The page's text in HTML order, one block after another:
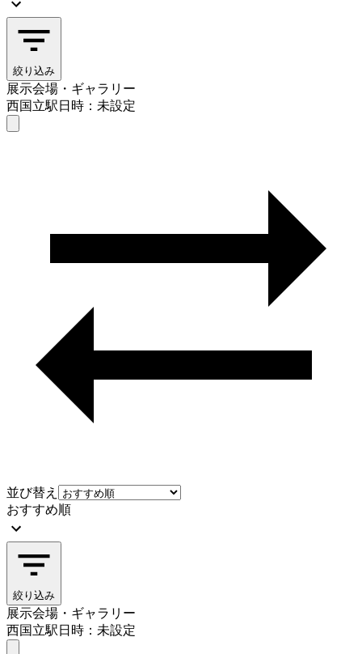
絞り込み
展示会場・ギャラリー
西国立駅日時：未設定
並び替え
おすすめ順
絞り込み
展示会場・ギャラリー
西国立駅日時：未設定